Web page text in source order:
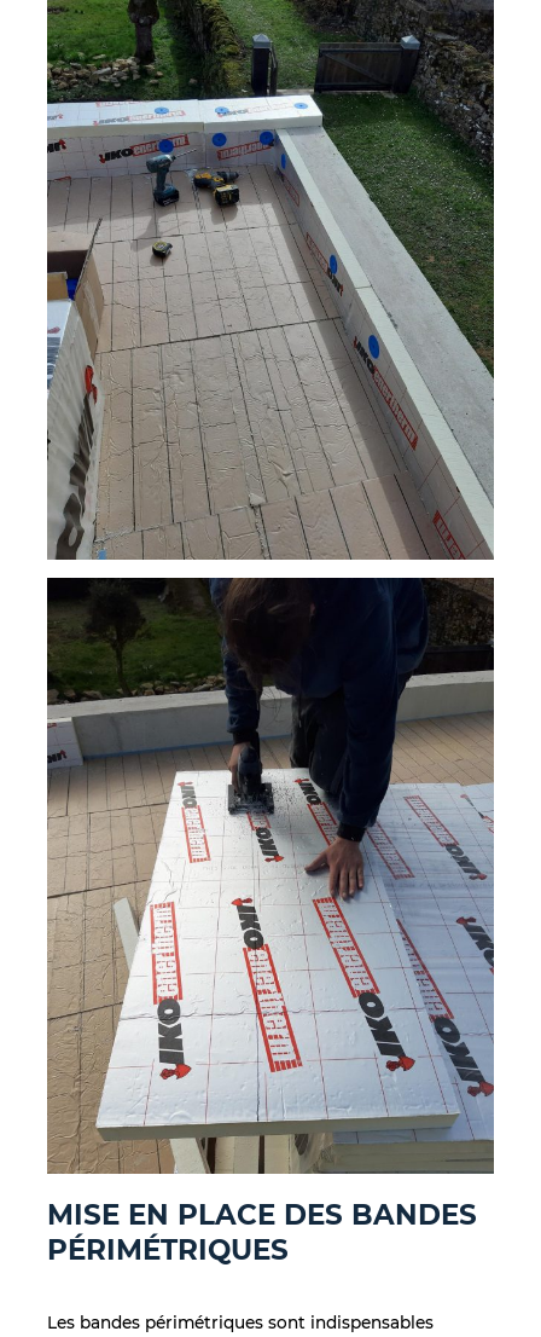
MISE EN PLACE DES BANDES
PÉRIMÉTRIQUES
Les bandes périmétriques sont indispensables